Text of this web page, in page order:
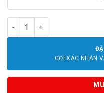
Dell Latitude 9520 2-IN-1
GỌI XÁC NHẬN